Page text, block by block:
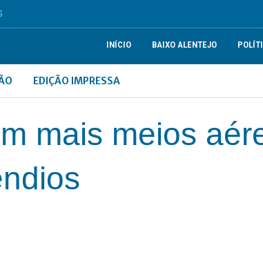
INÍCIO BAIXO ALENTEJO
EDIÇÃO IMPRESSA
mais meios